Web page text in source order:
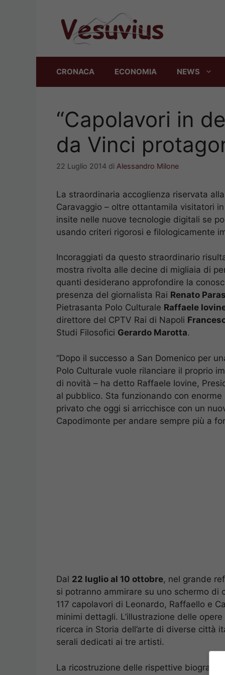
CRONACA ECONOMIA NEWS
“Capolavori in
da Vinci
22 Luglio 2014 di Alessandro Milone
La straordinaria accoglienza riservata
Caravaggio – oltre ottantamila visitatori
insite nelle nuove tecnologie digitali se
usando criteri rigorosi e filologicamente
Incoraggiati da questo straordinario
mostra rivolta alle decine di migliaia di
quanti desiderano approfondire la
presenza del giornalista Rai Renato
Pietrasanta Polo Culturale Raffaele
direttore del CPTV Rai di Napoli
Studi Filosofici Gerardo Marotta.
“Dopo il successo a San Domenico per
Polo Culturale vuole rilanciare il proprio
di novità – ha detto Raffaele Iovine,
al pubblico. Sta funzionando con
privato che oggi si arricchisce con un
Capodimonte per andare sempre più a
Dal 22 luglio al 10 ottobre, nel grande
si potranno ammirare su uno schermo di
117 capolavori di Leonardo, Raffaello e
minimi dettagli. L’illustrazione delle
ricerca in Storia dell’arte di diverse città
serali dedicati ai tre artisti.
La ricostruzione delle rispettive biografie